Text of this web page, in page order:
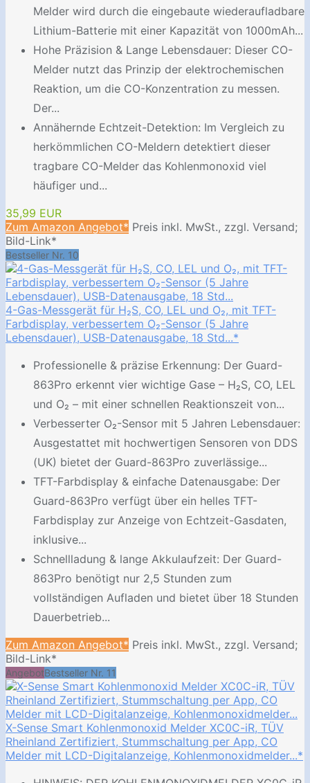
Melder wird durch die eingebaute wiederaufladbare
Lithium-Batterie mit einer Kapazität von 1000mAh...
Hohe Präzision & Lange Lebensdauer: Dieser CO-
Melder nutzt das Prinzip der elektrochemischen
Reaktion, um die CO-Konzentration zu messen.
Der...
Annähernde Echtzeit-Detektion: Im Vergleich zu
herkömmlichen CO-Meldern detektiert dieser
tragbare CO-Melder das Kohlenmonoxid viel
häufiger und...
35,99 EUR
Zum Amazon Angebot* Preis inkl. MwSt., zzgl. Versand;
Bild-Link*
Bestseller Nr. 10
4-Gas-Messgerät für H₂S, CO, LEL und O₂, mit TFT-
Farbdisplay, verbessertem O₂-Sensor (5 Jahre
Lebensdauer), USB-Datenausgabe, 18 Std...*
Professionelle & präzise Erkennung: Der Guard-
863Pro erkennt vier wichtige Gase – H₂S, CO, LEL
und O₂ – mit einer schnellen Reaktionszeit von...
Verbesserter O₂-Sensor mit 5 Jahren Lebensdauer:
Ausgestattet mit hochwertigen Sensoren von DDS
(UK) bietet der Guard-863Pro zuverlässige...
TFT-Farbdisplay & einfache Datenausgabe: Der
Guard-863Pro verfügt über ein helles TFT-
Farbdisplay zur Anzeige von Echtzeit-Gasdaten,
inklusive...
Schnellladung & lange Akkulaufzeit: Der Guard-
863Pro benötigt nur 2,5 Stunden zum
vollständigen Aufladen und bietet über 18 Stunden
Dauerbetrieb...
Zum Amazon Angebot* Preis inkl. MwSt., zzgl. Versand;
Bild-Link*
AngebotBestseller Nr. 11
X-Sense Smart Kohlenmonoxid Melder XC0C-iR, TÜV
Rheinland Zertifiziert, Stummschaltung per App, CO
Melder mit LCD-Digitalanzeige, Kohlenmonoxidmelder...*